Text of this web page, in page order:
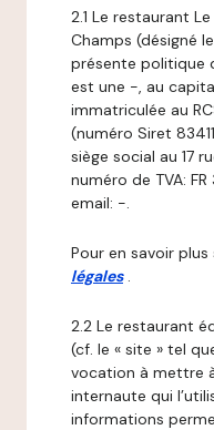
2.1 Le restaurant
Champs (désigné
présente politique
est une -, au
immatriculée au
(numéro Siret
siège social au 17
numéro de TVA:
email: -.
Pour en savoir
légales .
2.2 Le restaurant
(cf. le « site » tel
vocation à mettre
internaute qui
informations